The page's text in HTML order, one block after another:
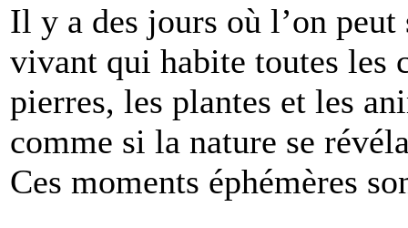
Il y a des jours où l’on
vivant qui habite toutes les
pierres, les plantes et les
comme si la nature se
Ces moments éphémères